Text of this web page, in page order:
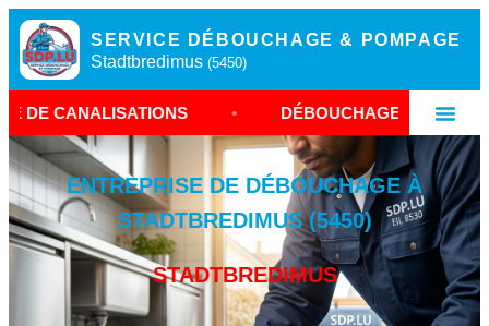
SERVICE DÉBOUCHAGE & POMPAGE
Stadtbredimus (5450)
• DÉBOUCHAGE STADTBREDIMUS
ENTREPRISE DE DÉBOUCHAGE À
STADTBREDIMUS (5450)
STADTBREDIMUS